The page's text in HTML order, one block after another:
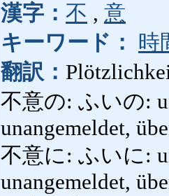
漢字： 不 , 意
キーワード：
時
翻訳：
不意の: ふいの:
unangemeldet,
不意に: ふいに:
unangemeldet,